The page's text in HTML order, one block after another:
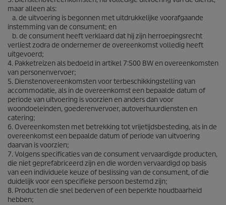
maar alleen als:
a. de uitvoering is begonnen met uitdrukkelijke voorafgaande
instemming van de consument; en
b. de consument heeft verklaard dat hij zijn herroepingsrecht
verliest zodra de ondernemer de overeenkomst volledig heeft
uitgevoerd;
4. Pakketreizen als bedoeld in artikel 7:500 BW en overeenkomsten
van personenvervoer;
5. Dienstenovereenkomsten voor terbeschikkingstelling van
accommodatie, als in de overeenkomst een bepaalde datum of
periode van uitvoering is voorzien en anders dan voor
woondoeleinden, goederenvervoer, autoverhuurdiensten en
catering;
6. Overeenkomsten met betrekking tot vrijetijdsbesteding, als in de
overeenkomst een bepaalde datum of periode van uitvoering
daarvan is voorzien;
7. Volgens specificaties van de consument vervaardigde producten,
die niet geprefabriceerd zijn en die worden vervaardigd op basis
van een individuele keuze of beslissing van de consument, of die
duidelijk voor een specifieke persoon bestemd zijn;
8. Producten die snel bederven of een beperkte houdbaarheid
hebben;